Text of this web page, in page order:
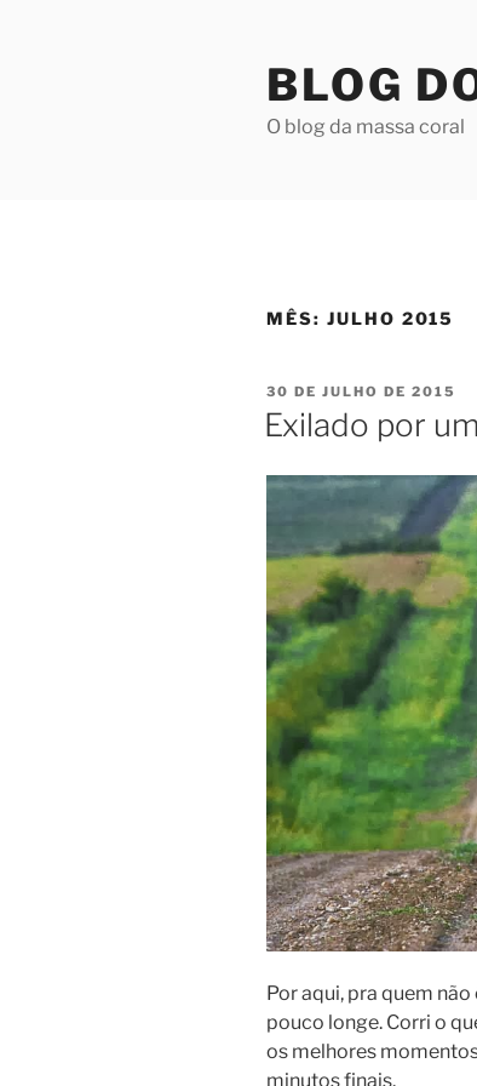
BLOG
O blog da massa coral
MÊS: JULHO 2015
PUBLICADO
EM
30 DE JULHO DE 2015
Exilado por
Por aqui, pra quem
pouco longe. Corri o
os melhores
minutos finais.